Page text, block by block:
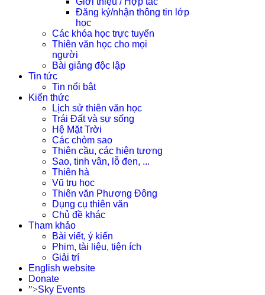
Đăng ký/nhận thông tin lớp
học
Các khóa học trực tuyến
Thiên văn học cho mọi
người
Bài giảng độc lập
Tin tức
Tin nổi bật
Kiến thức
Lịch sử thiên văn học
Trái Đất và sự sống
Hệ Mặt Trời
Các chòm sao
Thiên cầu, các hiện tượng
Sao, tinh vân, lỗ đen, ...
Thiên hà
Vũ trụ học
Thiên văn Phương Đông
Dụng cụ thiên văn
Chủ đề khác
Tham khảo
Bài viết, ý kiến
Phim, tài liệu, tiện ích
Giải trí
English website
Donate
">Sky Events